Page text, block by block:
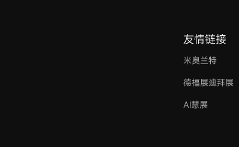
友情链接
米奥兰特
德福展迪拜展
AI慧展